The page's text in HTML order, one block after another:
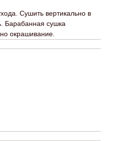
Сушить вертикально в
Барабанная сушка
окрашивание.